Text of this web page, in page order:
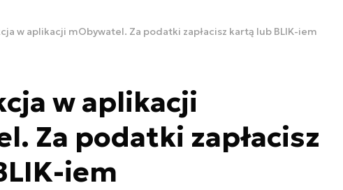
w aplikacji mObywatel. Za podatki zapłacisz kartą lub BLIK-iem
w aplikacji
Za podatki zapłacisz
iem